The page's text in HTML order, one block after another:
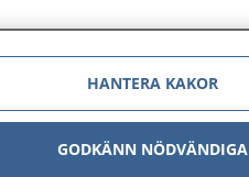
HANTERA KAKOR
GODKÄNN NÖDVÄNDIGA